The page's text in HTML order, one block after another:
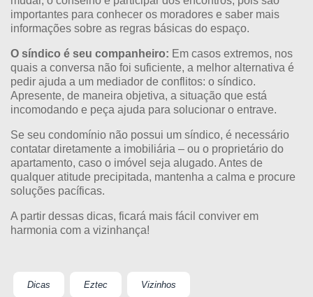
importantes para conhecer os moradores e saber mais
informações sobre as regras básicas do espaço.
O síndico é seu companheiro: Em casos extremos, nos
quais a conversa não foi suficiente, a melhor alternativa é
pedir ajuda a um mediador de conflitos: o síndico.
Apresente, de maneira objetiva, a situação que está
incomodando e peça ajuda para solucionar o entrave.
Se seu condomínio não possui um síndico, é necessário
contatar diretamente a imobiliária – ou o proprietário do
apartamento, caso o imóvel seja alugado. Antes de
qualquer atitude precipitada, mantenha a calma e procure
soluções pacíficas.
A partir dessas dicas, ficará mais fácil conviver em
harmonia com a vizinhança!
Dicas Eztec Vizinhos